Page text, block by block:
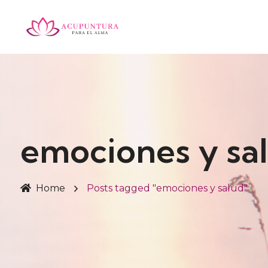
emociones y
Home Posts tagged "emociones y salud"